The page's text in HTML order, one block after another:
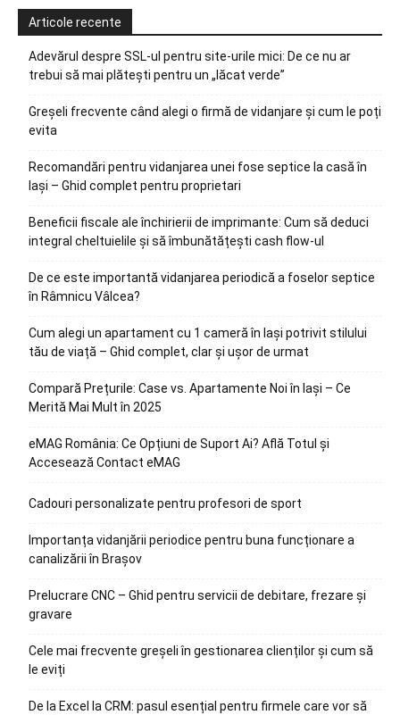
Articole recente
Adevărul despre SSL-ul pentru site-urile mici: De ce nu ar
trebui să mai plătești pentru un „lăcat verde”
Greșeli frecvente când alegi o firmă de vidanjare și cum le poți
evita
Recomandări pentru vidanjarea unei fose septice la casă în
Iași – Ghid complet pentru proprietari
Beneficii fiscale ale închirierii de imprimante: Cum să deduci
integral cheltuielile și să îmbunătățești cash flow-ul
De ce este importantă vidanjarea periodică a foselor septice
în Râmnicu Vâlcea?
Cum alegi un apartament cu 1 cameră în Iași potrivit stilului
tău de viață – Ghid complet, clar și ușor de urmat
Compară Prețurile: Case vs. Apartamente Noi în Iași – Ce
Merită Mai Mult în 2025
eMAG România: Ce Opțiuni de Suport Ai? Află Totul și
Accesează Contact eMAG
Cadouri personalizate pentru profesori de sport
Importanța vidanjării periodice pentru buna funcționare a
canalizării în Brașov
Prelucrare CNC – Ghid pentru servicii de debitare, frezare și
gravare
Cele mai frecvente greșeli în gestionarea clienților și cum să
le eviți
De la Excel la CRM: pasul esențial pentru firmele care vor să